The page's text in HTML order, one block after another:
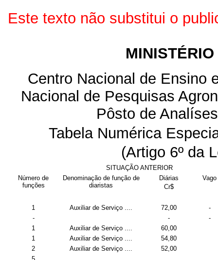
Este texto não substitui o
Centro Nacional de Ensino
Nacional de Pesquisas
Pôsto de
Tabela Numérica
(Artigo 6º da
SITUAÇÃO ANTERIOR
Número de
funções
Denominação de função de
diaristas
Diárias
Cr$
Vago
1 Auxiliar de Serviço .... 72,00
-
-
-
-
1
Auxiliar de Serviço ....
60,00
1
Auxiliar de Serviço ....
54,80
2
Auxiliar de Serviço ....
52,00